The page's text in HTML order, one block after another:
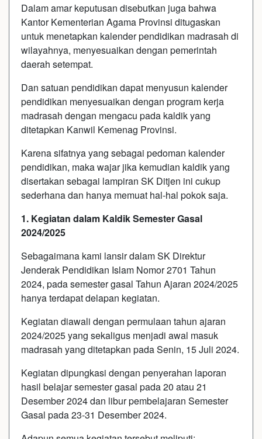
Dalam amar keputusan disebutkan juga bahwa
Kantor Kementerian Agama Provinsi ditugaskan
untuk menetapkan kalender pendidikan madrasah di
wilayahnya, menyesuaikan dengan pemerintah
daerah setempat.
Dan satuan pendidikan dapat menyusun kalender
pendidikan menyesuaikan dengan program kerja
madrasah dengan mengacu pada kaldik yang
ditetapkan Kanwil Kemenag Provinsi.
Karena sifatnya yang sebagai pedoman kalender
pendidikan, maka wajar jika kemudian kaldik yang
disertakan sebagai lampiran SK Ditjen ini cukup
sederhana dan hanya memuat hal-hal pokok saja.
1. Kegiatan dalam Kaldik Semester Gasal
2024/2025
Sebagaimana kami lansir dalam SK Direktur
Jenderak Pendidikan Islam Nomor 2701 Tahun
2024, pada semester gasal Tahun Ajaran 2024/2025
hanya terdapat delapan kegiatan.
Kegiatan diawali dengan permulaan tahun ajaran
2024/2025 yang sekaligus menjadi awal masuk
madrasah yang ditetapkan pada Senin, 15 Juli 2024.
Kegiatan dipungkasi dengan penyerahan laporan
hasil belajar semester gasal pada 20 atau 21
Desember 2024 dan libur pembelajaran Semester
Gasal pada 23-31 Desember 2024.